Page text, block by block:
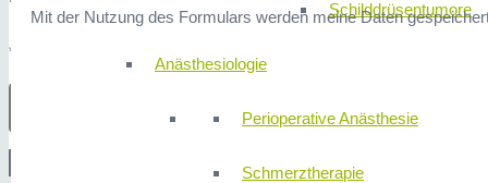
Schilddrüsentumore
Anästhesiologie
Perioperative Anästhesie
Schmerztherapie
Mit der Nutzung des Formulars werden meine Daten
* Erforderliche Angaben